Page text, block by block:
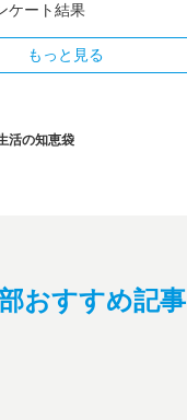
ケート結果
もっと見る
活の知恵袋
おすすめ記事